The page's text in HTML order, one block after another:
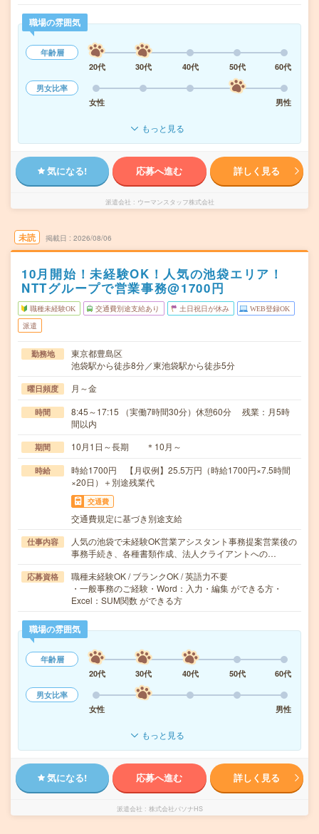
職場の雰囲気
年齢層
20代
30代 40代 50代
60代
男女比率
女性
男性
もっと見る
気になる! 応募へ進む 詳しく見る
派遣会社 ウーマンスタッフ株式会社
未読 掲載日 2026/08/06
10月開始！未経験OK！人気の池袋エリア！
NTTグループで営業事務@1700円
職種未経験OK 交通費別途支給あり 土日祝日が休み WEB登録OK
派遣
勤務地
東京都豊島区
池袋駅から徒歩8分／東池袋駅から徒歩5分
曜日頻度 月～金
時間
8:45～17:15 （実働7時間30分）休憩60分 残業：月5時
間以内
期間 10月1日～長期 ＊10月～
時給
時給1700円 【月収例】25.5万円（時給1700円×7.5時間
×20日）＋別途残業代
交通費
交通費規定に基づき別途支給
仕事内容
人気の池袋で未経験OK営業アシスタント事務提案営業後の
事務手続き、各種書類作成、法人クライアントへの…
応募資格
職種未経験OK / ブランクOK / 英語力不要
・一般事務のご経験・Word：入力・編集 ができる方・
Excel：SUM関数 ができる方
職場の雰囲気
年齢層
20代
30代 40代 50代
60代
男女比率
女性
男性
もっと見る
気になる! 応募へ進む 詳しく見る
派遣会社 株式会社パソナHS